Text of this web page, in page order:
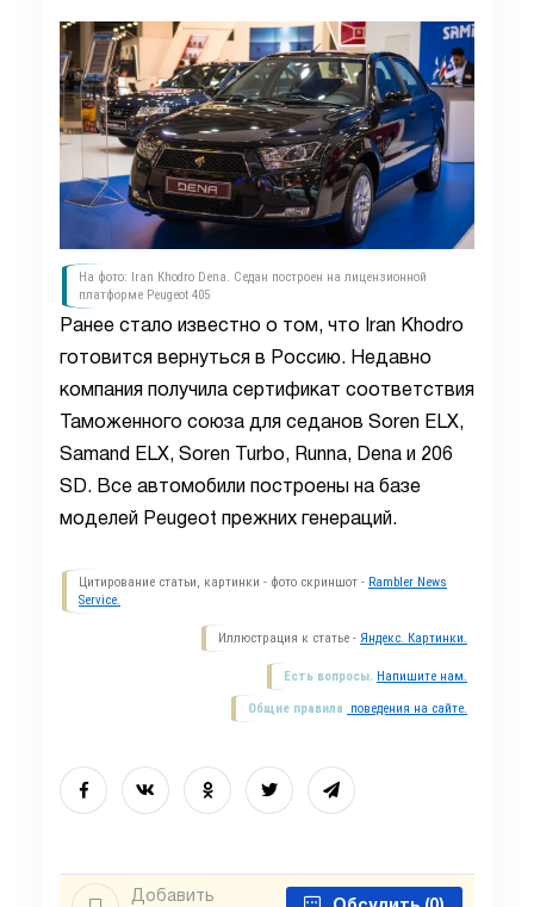
На фото: Iran Khodro Dena. Седан построен на лицензионной
платформе Peugeot 405
Ранее стало известно о том, что Iran Khodro
готовится вернуться в Россию. Недавно
компания получила сертификат соответствия
Таможенного союза для седанов Soren ELX,
Samand ELX, Soren Turbo, Runna, Dena и 206
SD. Все автомобили построены на базе
моделей Peugeot прежних генераций.
Цитирование статьи, картинки - фото скриншот - Rambler News
Service.
Иллюстрация к статье - Яндекс. Картинки.
Есть вопросы. Напишите нам.
Общие правила поведения на сайте.
Добавить